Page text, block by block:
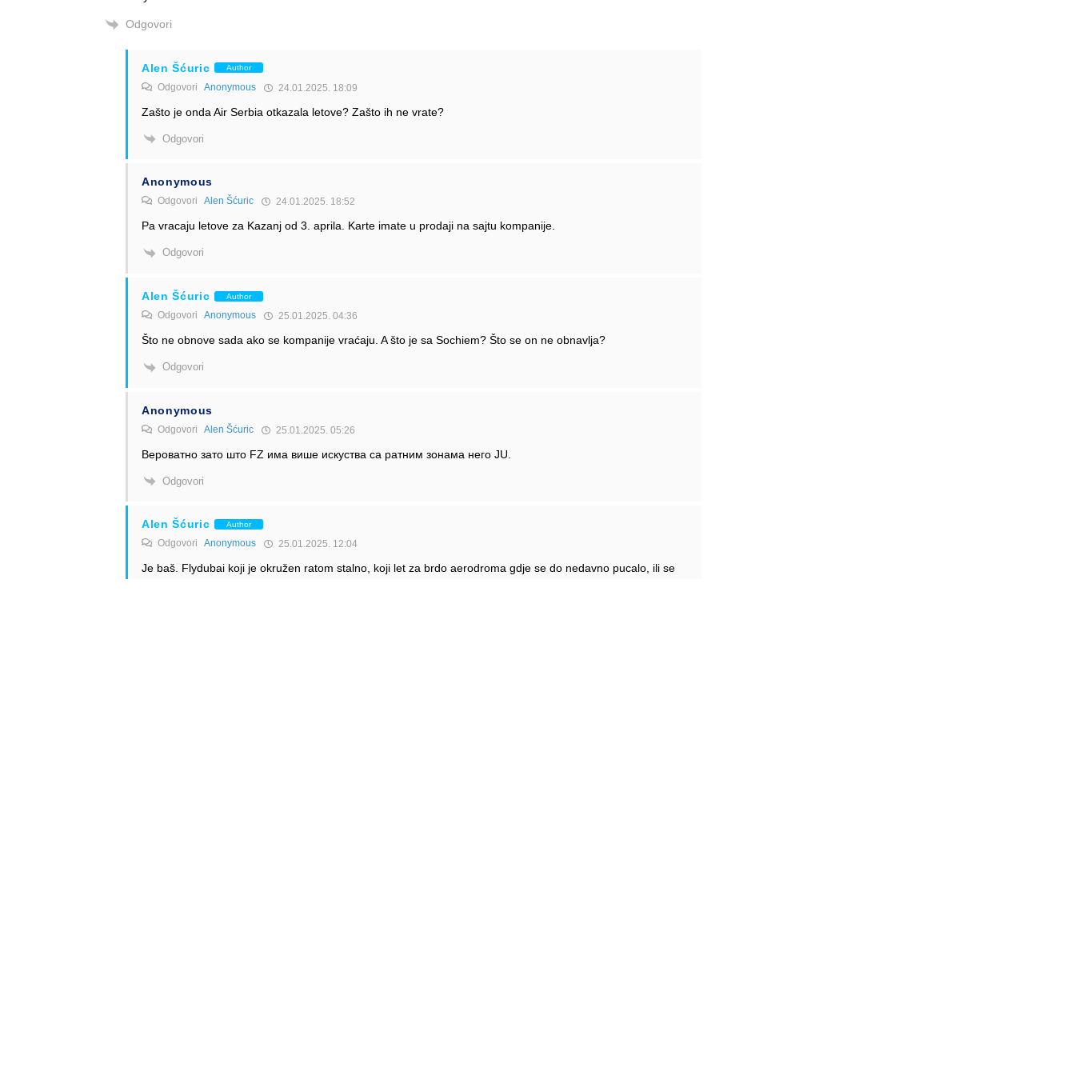
Odgovori
Alen Šćuric Author
Odgovori Anonymous 24.01.2025. 18:09
Zašto je onda Air Serbia otkazala letove? Zašto ih ne vrate?
Odgovori
Anonymous
Odgovori Alen Šćuric 24.01.2025. 18:52
Pa vracaju letove za Kazanj od 3. aprila. Karte imate u prodaji na sajtu kompanije.
Odgovori
Alen Šćuric Author
Odgovori Anonymous 25.01.2025. 04:36
Što ne obnove sada ako se kompanije vraćaju. A što je sa Sochiem? Što se on ne obnavlja?
Odgovori
Anonymous
Odgovori Alen Šćuric 25.01.2025. 05:26
Вероватно зато што FZ има више искуства са ратним зонама него JU.
Odgovori
Alen Šćuric Author
Odgovori Anonymous 25.01.2025. 12:04
Je baš. Flydubai koji je okružen ratom stalno, koji let za brdo aerodroma gdje se do nedavno pucalo, ili se